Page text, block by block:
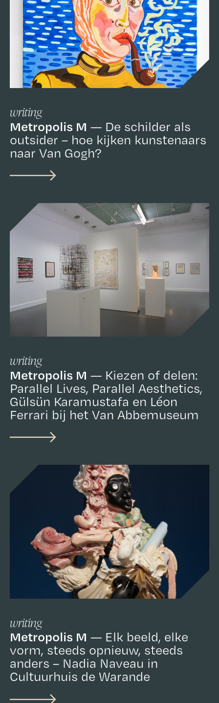
writing
Metropolis M
De schilder als
outsider – hoe kijken kunstenaars
naar Van Gogh?
writing
Metropolis M
Kiezen of delen:
Parallel Lives, Parallel Aesthetics,
Gülsün Karamustafa en Léon
Ferrari bij het Van Abbemuseum
writing
Metropolis M
Elk beeld, elke
vorm, steeds opnieuw, steeds
anders – Nadia Naveau in
Cultuurhuis de Warande